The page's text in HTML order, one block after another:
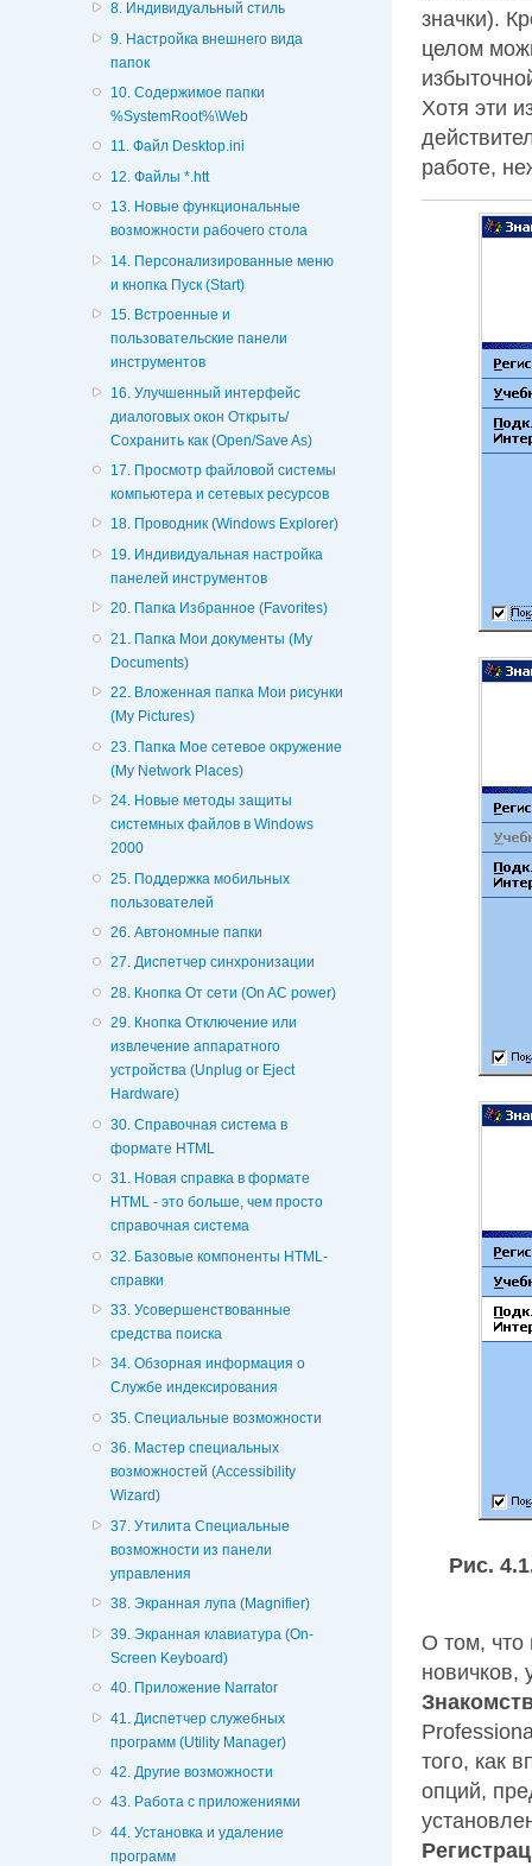
8. Индивидуальный стиль
9. Настройка внешнего вида
папок
10. Содержимое папки
%SystemRoot%\Web
11. Файл Desktop.ini
12. Файлы *.htt
13. Новые функциональные
возможности рабочего стола
14. Персонализированные меню
и кнопка Пуск (Start)
15. Встроенные и
пользовательские панели
инструментов
16. Улучшенный интерфейс
диалоговых окон Открыть/
Сохранить как (Open/Save As)
17. Просмотр файловой системы
компьютера и сетевых ресурсов
18. Проводник (Windows Explorer)
19. Индивидуальная настройка
панелей инструментов
20. Пaпка Избранное (Favorites)
21. Папка Мои документы (My
Documents)
22. Вложенная папка Мои рисунки
(My Pictures)
23. Папка Мое сетевое окружение
(My Network Places)
24. Новые методы защиты
системных файлов в Windows
2000
25. Поддержка мобильных
пользователей
26. Автономные папки
27. Диспетчер синхронизации
28. Кнопка От сети (On AC power)
29. Кнопка Отключение или
извлечение аппаратного
устройства (Unplug or Eject
Hardware)
30. Справочная система в
формате HTML
31. Новая справка в формате
HTML - это больше, чем просто
справочная система
32. Базовые компоненты HTML-
справки
33. Усовершенствованные
средства поиска
34. Обзорная информация о
Службе индексирования
35. Специальные возможности
36. Мастер специальных
возможностей (Accessibility
Wizard)
37. Утилита Специальные
возможности из панели
управления
38. Экранная лупа (Magnifier)
39. Экранная клавиатура (On-
Screen Keyboard)
40. Приложение Narrator
41. Диспетчер служебных
программ (Utility Manager)
42. Другие возможности
43. Работа с приложениями
44. Установка и удаление
программ
значки).
целом
Хотя эти
работе,
Рис.
О том, что
новичков,
того, как
опций,